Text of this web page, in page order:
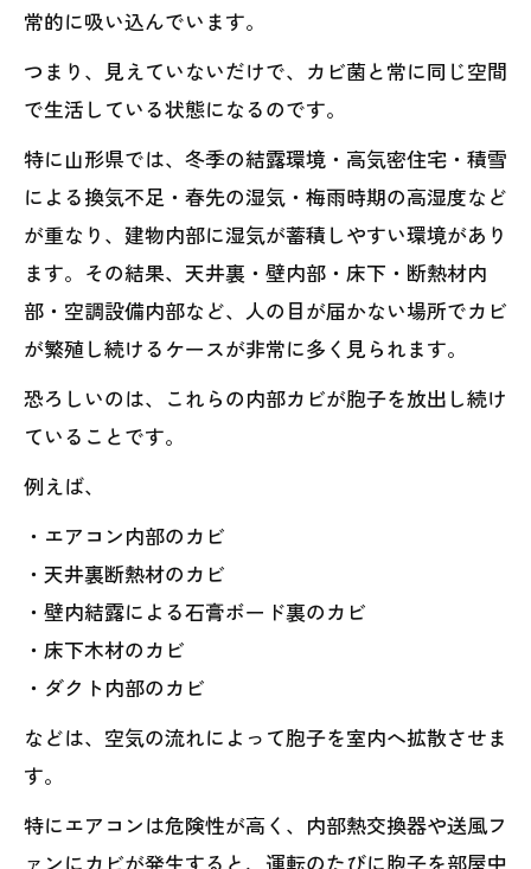
常的に吸い込んでいます。
つまり、見えていないだけで、カビ菌と常に同じ空間
で生活している状態になるのです。
特に山形県では、冬季の結露環境・高気密住宅・積雪
による換気不足・春先の湿気・梅雨時期の高湿度など
が重なり、建物内部に湿気が蓄積しやすい環境があり
ます。その結果、天井裏・壁内部・床下・断熱材内
部・空調設備内部など、人の目が届かない場所でカビ
が繁殖し続けるケースが非常に多く見られます。
恐ろしいのは、これらの内部カビが胞子を放出し続け
ていることです。
例えば、
・エアコン内部のカビ
・天井裏断熱材のカビ
・壁内結露による石膏ボード裏のカビ
・床下木材のカビ
・ダクト内部のカビ
などは、空気の流れによって胞子を室内へ拡散させま
す。
特にエアコンは危険性が高く、内部熱交換器や送風フ
ァンにカビが発生すると、運転のたびに胞子を部屋中